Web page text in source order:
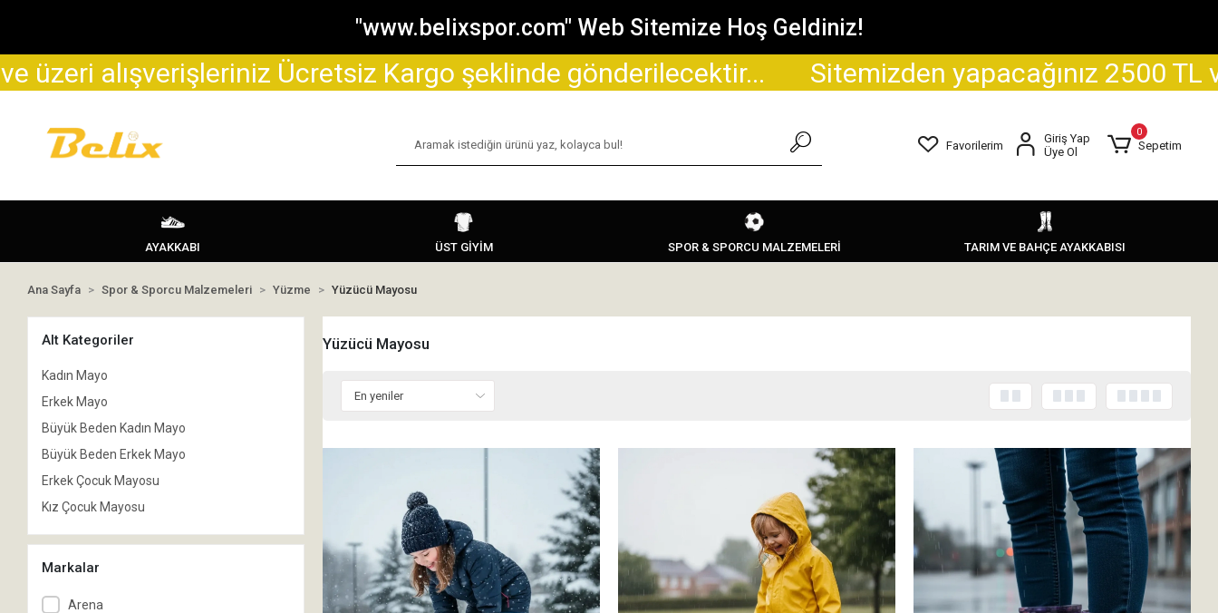
"www.belixspor.com" Web Sitemize Hoş Geldiniz!
Ücretsiz Kargo şeklinde gönderilecektir... Sitemizden yapacağınız 2500 TL ve üzeri
Favorilerim
Giriş Yap
Üye Ol
0
Sepetim
AYAKKABI ÜST GİYİM SPOR & SPORCU MALZEMELERİ TARIM VE BAHÇE AYAKKABISI
Ana Sayfa Spor & Sporcu Malzemeleri Yüzme Yüzücü Mayosu
Alt Kategoriler
Kadın Mayo
Erkek Mayo
Büyük Beden Kadın Mayo
Büyük Beden Erkek Mayo
Erkek Çocuk Mayosu
Kız Çocuk Mayosu
Markalar
Arena
Yüzücü Mayosu